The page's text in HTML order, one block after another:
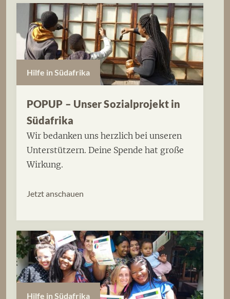
Hilfe in Südafrika
POPUP – Unser Sozialprojekt in
Südafrika
Wir bedanken uns herzlich bei unseren
Unterstützern. Deine Spende hat große
Wirkung.
Jetzt anschauen
Hilfe in Südafrika